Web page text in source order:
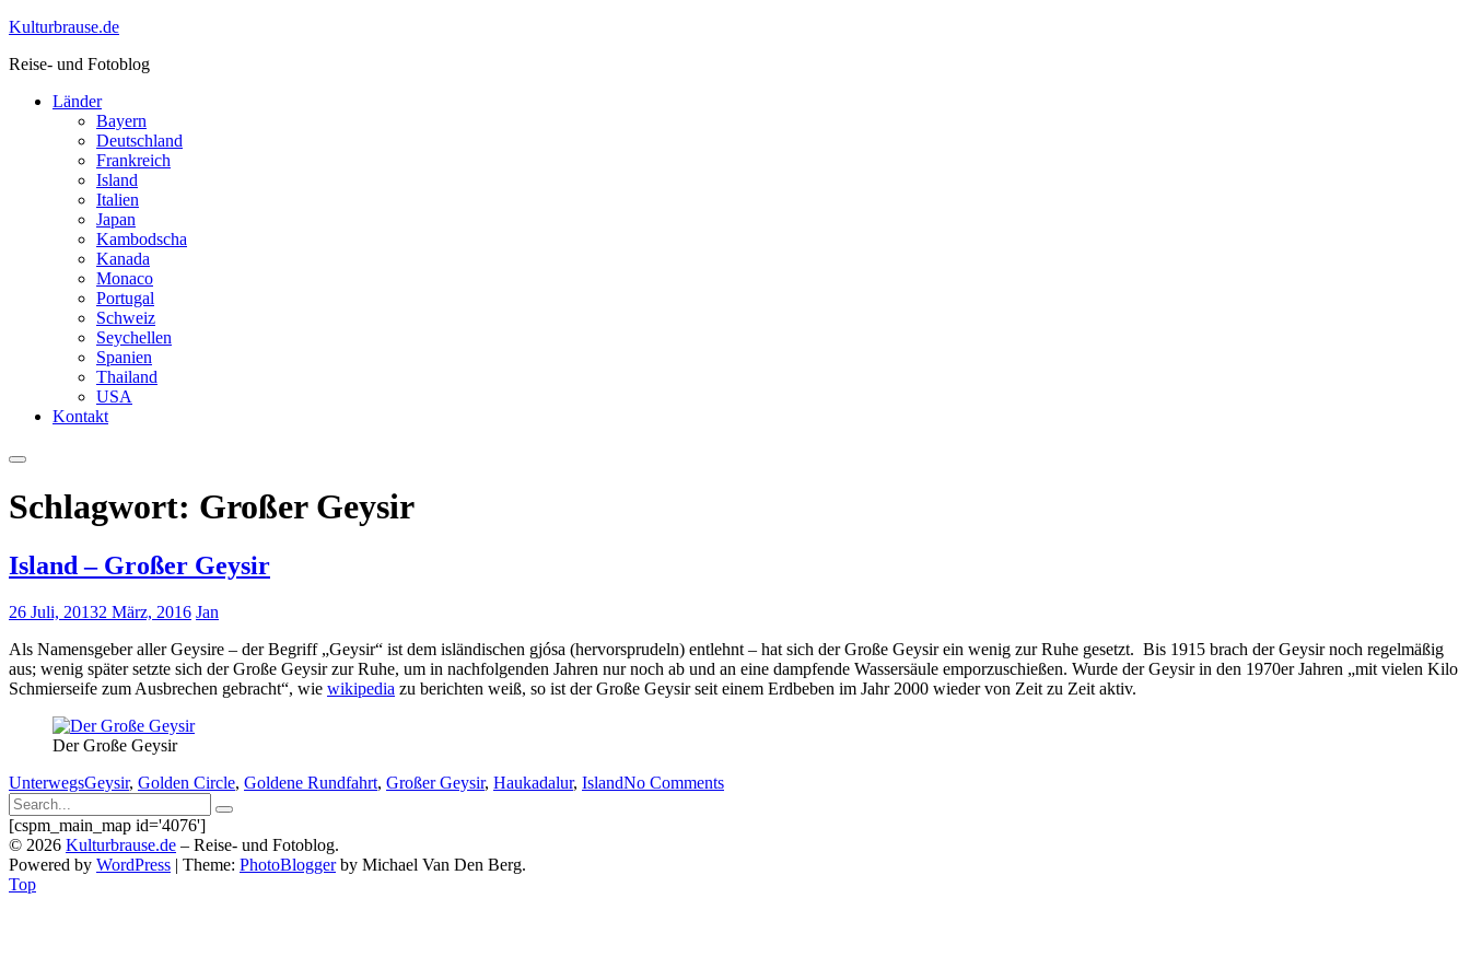
Skip
content
Kulturbrause.de
Reise- und Fotoblog
Länder
Bayern
Deutschland
Frankreich
Island
Italien
Japan
Kambodscha
Kanada
Monaco
Portugal
Schweiz
Seychellen
Spanien
Thailand
USA
Kontakt
Menu
Schlagwort: Großer Geysir
Island – Großer Geysir
26 Juli, 20132 März, 2016 Jan
Als Namensgeber aller Geysire – der Begriff „Geysir“ ist dem isländischen gjósa (hervorsprudeln) entlehnt – hat sich der Große Geysir ein wenig zur Ruhe gesetzt. Bis 1915 brach der Geysir noch regelmäßig
aus; wenig später setzte sich der Große Geysir zur Ruhe, um in nachfolgenden Jahren nur noch ab und an eine dampfende Wassersäule emporzuschießen. Wurde der Geysir in den 1970er Jahren „mit vielen Kilo
Schmierseife zum Ausbrechen gebracht“, wie wikipedia zu berichten weiß, so ist der Große Geysir seit einem Erdbeben im Jahr 2000 wieder von Zeit zu Zeit aktiv.
Der Große Geysir
UnterwegsGeysir, Golden Circle, Goldene Rundfahrt, Großer Geysir, Haukadalur, IslandNo Comments
Search
for:
Search
[cspm_main_map id='4076']
© 2026 Kulturbrause.de – Reise- und Fotoblog.
Powered by WordPress | Theme: PhotoBloggerby Michael Van Den Berg.
Top